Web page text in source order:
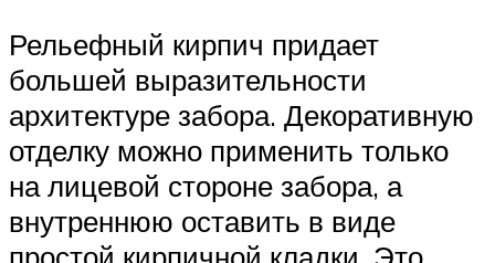
Рельефный кирпич придает
большей выразительности
архитектуре забора. Декоративную
отделку можно применить только
на лицевой стороне забора, а
внутреннюю оставить в виде